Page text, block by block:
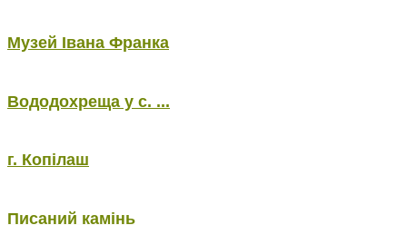
Музей Івана Франка
Вододохреща у с. ...
г. Копілаш
Писаний камінь